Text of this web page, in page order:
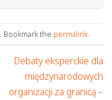
. Bookmark the permalink.
Debaty eksperckie dla
międzynarodowych
organizacji za granicą –